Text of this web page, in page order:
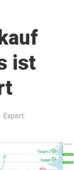
ist
Expert